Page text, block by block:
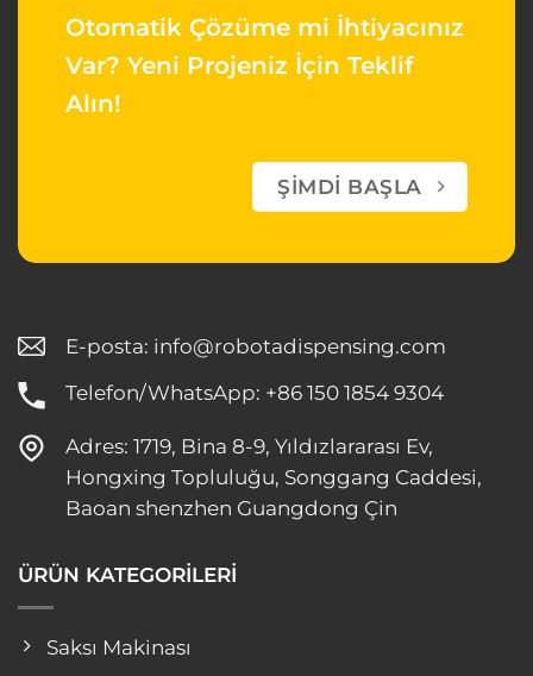
Otomatik Çözüme mi İhtiyacınız
Var? Yeni Projeniz İçin Teklif
Alın!
ŞIMDI BAŞLA
E-posta: info@robotadispensing.com
Telefon/WhatsApp: +86 150 1854 9304
Adres: 1719, Bina 8-9, Yıldızlararası Ev,
Hongxing Topluluğu, Songgang Caddesi,
Baoan shenzhen Guangdong Çin
ÜRÜN KATEGORİLERİ
Saksı Makinası